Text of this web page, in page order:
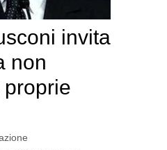
invita
non